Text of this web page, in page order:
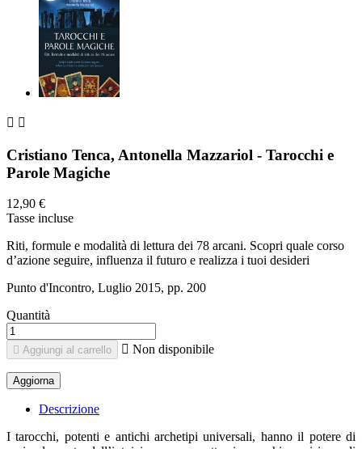
 
Cristiano Tenca, Antonella Mazzariol - Tarocchi e
Parole Magiche
12,90 €
Tasse incluse
Riti, formule e modalità di lettura dei 78 arcani. Scopri quale corso
d’azione seguire, influenza il futuro e realizza i tuoi desideri
Punto d'Incontro, Luglio 2015, pp. 200
Quantità
 Aggiungi al carrello  Non disponibile
Descrizione
I tarocchi, potenti e antichi archetipi universali, hanno il potere di